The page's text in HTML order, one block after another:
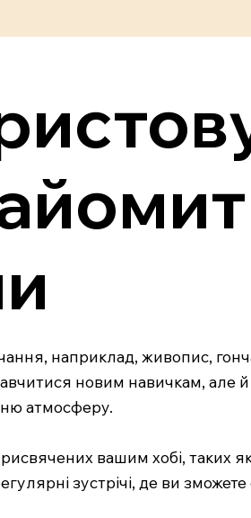
наприклад, живопис,
новим навичкам, але
атмосферу.
вашим хобі, таких
зустрічі, де ви